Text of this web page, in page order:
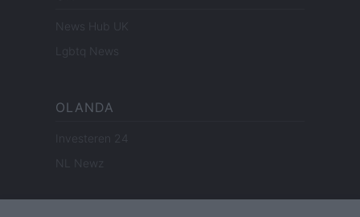
News Hub UK
Lgbtq News
OLANDA
Investeren 24
NL Newz